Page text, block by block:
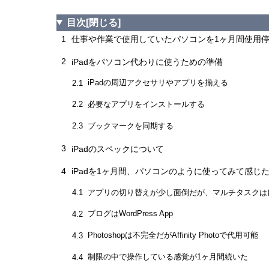
目次 [閉じる]
1 仕事や作業で使用していたパソコンを1ヶ月間使用
2 iPadをパソコン代わりに使うための準備
2.1 iPadの周辺アクセサリやアプリを揃える
2.2 必要なアプリをインストールする
2.3 ブックマークを同期する
3 iPadのスペックについて
4 iPadを1ヶ月間、パソコンのように使ってみて感じ
4.1 アプリの切り替えが少し面倒だが、マルチタスクは
4.2 ブログはWordPress App
4.3 Photoshopは不完全だがAffinity Photoで代用可能
4.4 制限の中で操作している感覚が1ヶ月間続いた